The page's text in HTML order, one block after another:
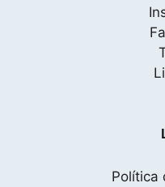
Política